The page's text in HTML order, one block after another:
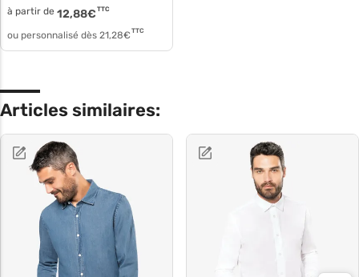
à partir de 12,88€ TTC
ou personnalisé dès 21,28€ TTC
Articles similaires: